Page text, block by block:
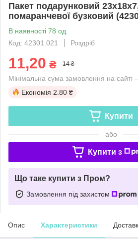
Пакет подарунковий
помаранчевої бузковий
В наявності 78 од.
Код: 42301.021
Роздріб
11,20 ₴ 14 ₴
Мінімальна сума замовлення на сайті
Економія 2.80 ₴
Купити
або
Купити з
Що таке купити з Пром?
Замовлення під захистом
Опис Характеристики